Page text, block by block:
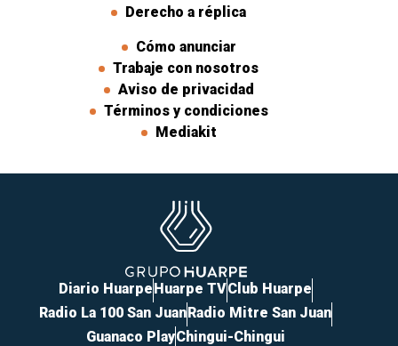
Derecho a réplica
Cómo anunciar
Trabaje con nosotros
Aviso de privacidad
Términos y condiciones
Mediakit
Diario HuarpeHuarpe TVClub Huarpe
Radio La 100 San JuanRadio Mitre San Juan
Guanaco PlayChingui-Chingui